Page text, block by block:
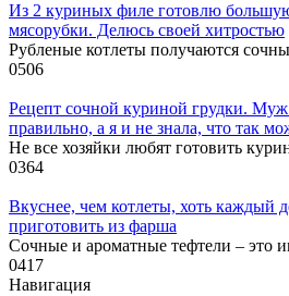
Из 2 куриных филе готовлю большую
мясорубки. Делюсь своей хитростью
Рубленые котлеты получаются
0506
Рецепт сочной куриной грудки. Муж
правильно, а я и не знала, что так
Не все хозяйки любят готовить
0364
Вкуснее, чем котлеты, хоть каждый
приготовить из фарша
Сочные и ароматные тефтели – это
0417
Навигация